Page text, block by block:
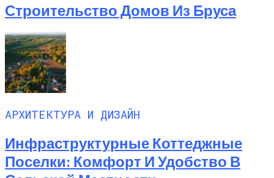
Строительство Домов Из Бруса
АРХИТЕКТУРА И ДИЗАЙН
Инфраструктурные Коттеджные
Поселки: Комфорт И Удобство В